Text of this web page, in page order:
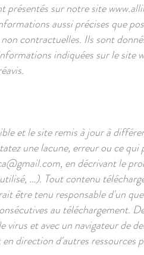
présentés sur notre site
aussi précises que
contractuelles. Ils sont
indiquées sur le site
et le site remis à jour à
une lacune, erreur ou ce
, en décrivant le
…). Tout contenu
être tenu responsable d'un
au téléchargement.
et avec un navigateur de
direction d'autres ressources